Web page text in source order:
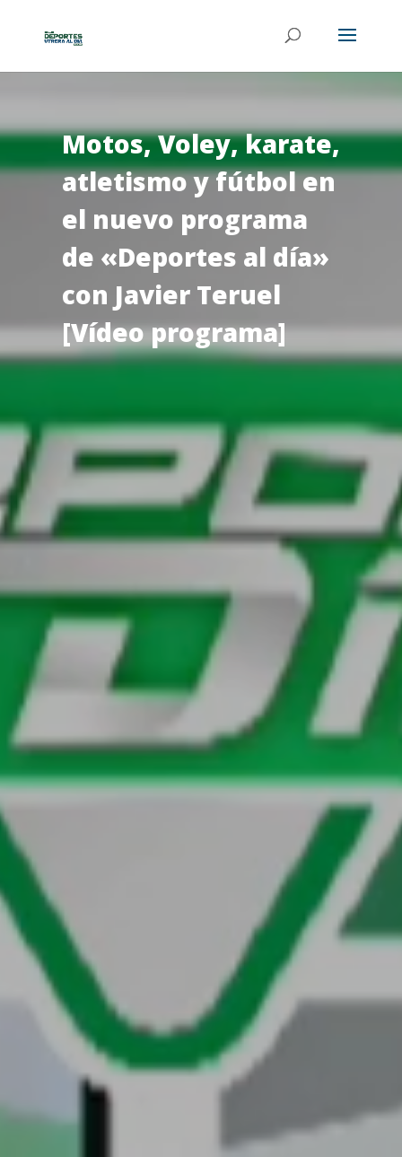
Motos, Voley, karate,
atletismo y fútbol en
el nuevo programa
de «Deportes al día»
con Javier Teruel
[Vídeo programa]